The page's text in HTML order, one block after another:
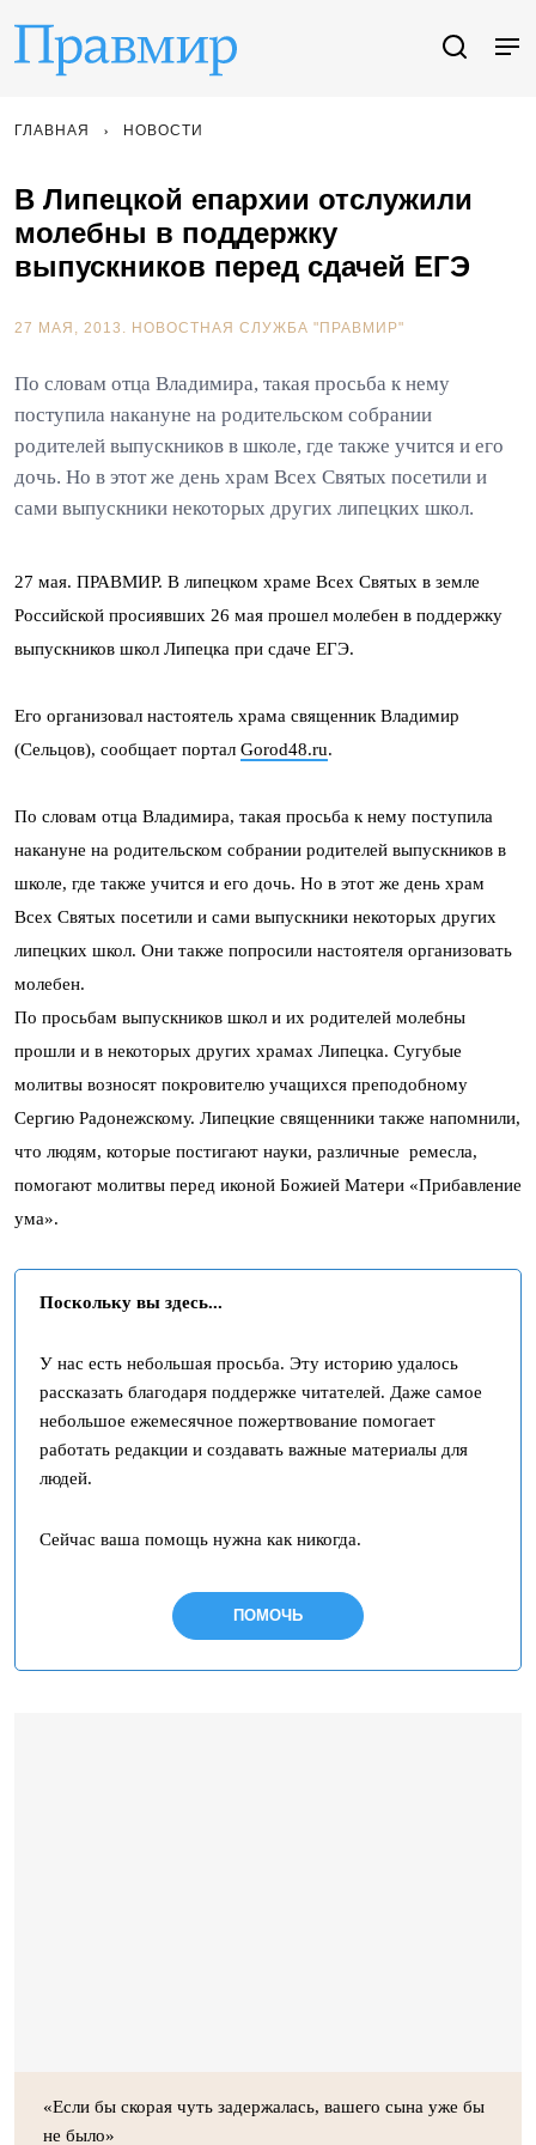
ГЛАВНАЯ НОВОСТИ
В Липецкой епархии отслужили
молебны в поддержку
выпускников перед сдачей ЕГЭ
27 МАЯ, 2013. НОВОСТНАЯ СЛУЖБА "ПРАВМИР"
По словам отца Владимира, такая просьба к нему
поступила накануне на родительском собрании
родителей выпускников в школе, где также учится и его
дочь. Но в этот же день храм Всех Святых посетили и
сами выпускники некоторых других липецких школ.
27 мая. ПРАВМИР. В липецком храме Всех Святых в земле
Российской просиявших 26 мая прошел молебен в поддержку
выпускников школ Липецка при сдаче ЕГЭ.
Его организовал настоятель храма священник Владимир
(Сельцов), сообщает портал Gorod48.ru.
По словам отца Владимира, такая просьба к нему поступила
накануне на родительском собрании родителей выпускников в
школе, где также учится и его дочь. Но в этот же день храм
Всех Святых посетили и сами выпускники некоторых других
липецких школ. Они также попросили настоятеля организовать
молебен.
По просьбам выпускников школ и их родителей молебны
прошли и в некоторых других храмах Липецка. Сугубые
молитвы возносят покровителю учащихся преподобному
Сергию Радонежскому. Липецкие священники также напомнили,
что людям, которые постигают науки, различные ремесла,
помогают молитвы перед иконой Божией Матери «Прибавление
ума».
Поскольку вы здесь...
У нас есть небольшая просьба. Эту историю удалось
рассказать благодаря поддержке читателей. Даже самое
небольшое ежемесячное пожертвование помогает
работать редакции и создавать важные материалы для
людей.
Сейчас ваша помощь нужна как никогда.
ПОМОЧЬ
«Если бы скорая чуть задержалась, вашего сына уже бы
не было»